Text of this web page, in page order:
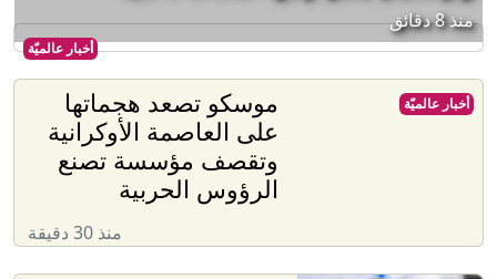
أخبار عالميّة
منذ 8 دقائق
موسكو تصعد هجماتها
على العاصمة الأوكرانية
وتقصف مؤسسة تصنع
الرؤوس الحربية
منذ 30 دقيقة
أخبار عالميّة